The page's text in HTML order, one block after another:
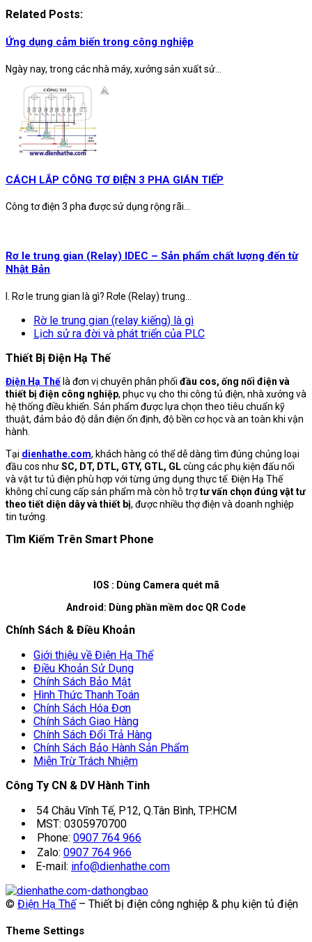
Related Posts:
Ứng dụng cảm biến trong công nghiệp
Ngày nay, trong các nhà máy, xưởng sản xuất sử...
CÁCH LẮP CÔNG TƠ ĐIỆN 3 PHA GIÁN TIẾP
Công tơ điện 3 pha được sử dụng rộng rãi...
Rơ le trung gian (Relay) IDEC – Sản phẩm chất lượng đến từ
Nhật Bản
I. Rơ le trung gian là gì? Rơle (Relay) trung...
Rờ le trung gian (relay kiếng) là gì
Lịch sử ra đời và phát triển của PLC
Thiết Bị Điện Hạ Thế
Điện Hạ Thế là đơn vị chuyên phân phối đầu cos, ống nối điện và
thiết bị điện công nghiệp, phục vụ cho thi công tủ điện, nhà xưởng và
hệ thống điều khiển. Sản phẩm được lựa chọn theo tiêu chuẩn kỹ
thuật, đảm bảo độ dẫn điện ổn định, độ bền cơ học và an toàn khi vận
hành.
Tại dienhathe.com, khách hàng có thể dễ dàng tìm đúng chủng loại
đầu cos nhưSC, DT, DTL, GTY, GTL, GLcùng các phụ kiện đấu nối
và vật tư tủ điện phù hợp với từng ứng dụng thực tế. Điện Hạ Thế
không chỉ cung cấp sản phẩm mà còn hỗ trợtư vấn chọn đúng vật tư
theo tiết diện dây và thiết bị, được nhiều thợ điện và doanh nghiệp
tin tưởng.
Tìm Kiếm Trên Smart Phone
IOS : Dùng Camera quét mã
Android: Dùng phần mềm doc QR Code
Chính Sách & Điều Khoản
Giới thiệu về Điện Hạ Thế
Điều Khoản Sử Dụng
Chính Sách Bảo Mật
Hình Thức Thanh Toán
Chính Sách Hóa Đơn
Chính Sách Giao Hàng
Chính Sách Đổi Trả Hàng
Chính Sách Bảo Hành Sản Phẩm
Miễn Trừ Trách Nhiệm
Công Ty CN & DV Hành Tinh
54 Châu Vĩnh Tế, P12, Q.Tân Bình, TP.HCM
MST: 0305970700
Phone: 0907 764 966
Zalo: 0907 764 966
E-mail: info@dienhathe.com
© Điện Hạ Thế– Thiết bị điện công nghiệp & phụ kiện tủ điện
Theme Settings